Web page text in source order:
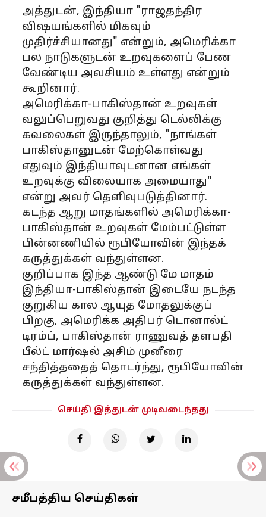
அத்துடன், இந்தியா "ராஜதந்திர
விஷயங்களில் மிகவும்
முதிர்ச்சியானது" என்றும், அமெரிக்கா
பல நாடுகளுடன் உறவுகளைப் பேண
வேண்டிய அவசியம் உள்ளது என்றும்
கூறினார்.
அமெரிக்கா-பாகிஸ்தான் உறவுகள்
வலுப்பெறுவது குறித்து டெல்லிக்கு
கவலைகள் இருந்தாலும், "நாங்கள்
பாகிஸ்தானுடன் மேற்கொள்வது
எதுவும் இந்தியாவுடனான எங்கள்
உறவுக்கு விலையாக அமையாது"
என்று அவர் தெளிவுபடுத்தினார்.
கடந்த ஆறு மாதங்களில் அமெரிக்கா-
பாகிஸ்தான் உறவுகள் மேம்பட்டுள்ள
பின்னணியில் ரூபியோவின் இந்தக்
கருத்துக்கள் வந்துள்ளன.
குறிப்பாக இந்த ஆண்டு மே மாதம்
இந்தியா-பாகிஸ்தான் இடையே நடந்த
குறுகிய கால ஆயுத மோதலுக்குப்
பிறகு, அமெரிக்க அதிபர் டொனால்ட்
டிரம்ப், பாகிஸ்தான் ராணுவத் தளபதி
பீல்ட் மார்ஷல் அசிம் முனீரை
சந்தித்ததைத் தொடர்ந்து, ரூபியோவின்
கருத்துக்கள் வந்துள்ளன.
செய்தி இத்துடன் முடிவடைந்தது
சமீபத்திய செய்திகள்